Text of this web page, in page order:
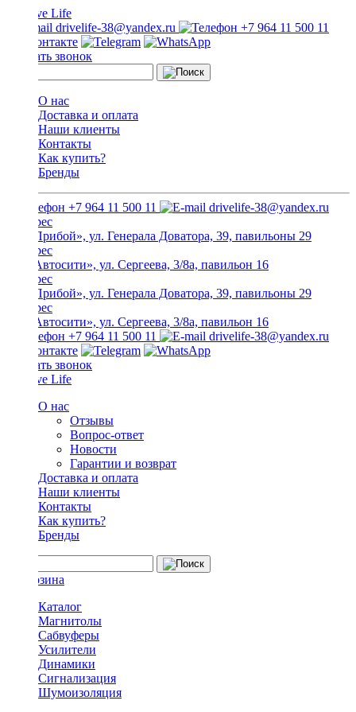
drivelife-38@yandex.ru +7 964 11 500 11
Заказать звонок
О нас
Доставка и оплата
Наши клиенты
Контакты
Как купить?
Бренды
+7 964 11 500 11 drivelife-38@yandex.ru
ТЦ «Прибой», ул. Генерала Доватора, 39, павильоны 29
ТЦ «Автосити», ул. Сергеева, 3/8а, павильон 16
ТЦ «Прибой», ул. Генерала Доватора, 39, павильоны 29
ТЦ «Автосити», ул. Сергеева, 3/8а, павильон 16
+7 964 11 500 11
drivelife-38@yandex.ru
Заказать звонок
О нас
Отзывы
Вопрос-ответ
Новости
Гарантии и возврат
Доставка и оплата
Наши клиенты
Контакты
Как купить?
Бренды
Каталог
Магнитолы
Сабвуферы
Усилители
Динамики
Сигнализация
Шумоизоляция